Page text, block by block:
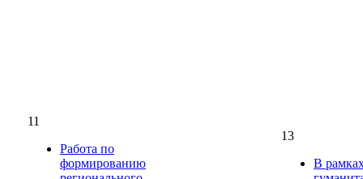
11
Работа по
формированию
13
В